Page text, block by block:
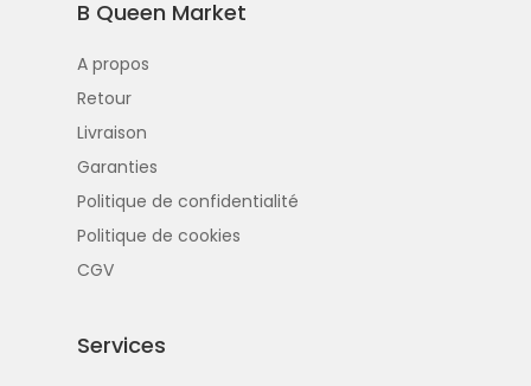
B Queen Market
A propos
Retour
Livraison
Garanties
Politique de confidentialité
Politique de cookies
CGV
Services